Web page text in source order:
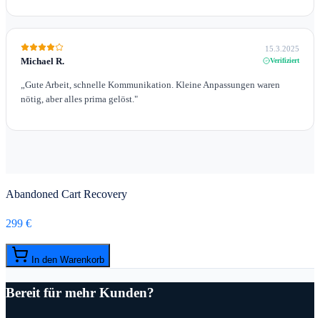
Michael R.
15.3.2025
Verifiziert
„Gute Arbeit, schnelle Kommunikation. Kleine Anpassungen waren
nötig, aber alles prima gelöst."
Abandoned Cart Recovery
299 €
In den Warenkorb
Bereit für mehr Kunden?